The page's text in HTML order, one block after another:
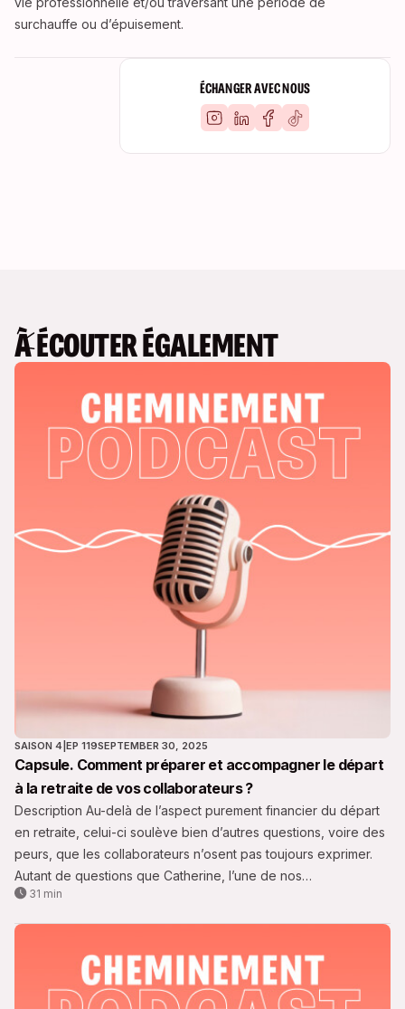
ÉCHANGER AVEC NOUS
surchauffe ou d’épuisement.
À ÉCOUTER ÉGALEMENT
SAISON 4 EP 119SEPTEMBER 30, 2025
Capsule. Comment préparer et accompagner le départ
à la retraite de vos collaborateurs ?
Description Au-delà de l’aspect purement financier du départ
en retraite, celui-ci soulève bien d’autres questions, voire des
peurs, que les collaborateurs n’osent pas toujours exprimer.
Autant de questions que Catherine, l’une de nos
accompagnées en bilan pré-retraite, s’est posées, et qui la
31 min